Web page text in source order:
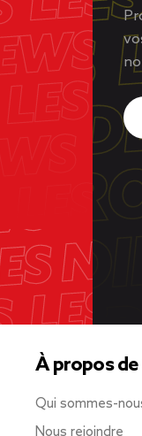
À propos de
Qui sommes-
Nous rejoindre